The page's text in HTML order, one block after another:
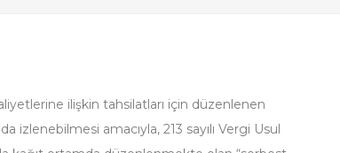
ilişkin tahsilatları için düzenlenen
amacıyla, 213 sayılı Vergi Usul